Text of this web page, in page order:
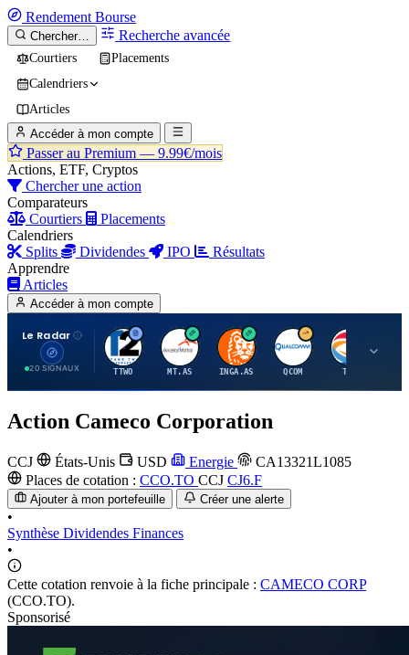
Rendement Bourse
Chercher… Recherche avancée
Courtiers
Placements
Calendriers
Articles
Accéder à mon compte
Passer au Premium — 9.99€/mois
Actions, ETF, Cryptos
Chercher une action
Comparateurs
Courtiers
Placements
Calendriers
Splits
Dividendes IPO
Résultats
Apprendre
Articles
Accéder à mon compte
Le Radar
20 SIGNAUX
T
TTWO
A
MT.AS
I
INGA.AS
Q
QCOM
T
TTE
Action Cameco Corporation
CCJ États-Unis USD Energie
CA13321L1085
Places de cotation : CCO.TO CCJ CJ6.F
Ajouter à mon portefeuille Créer une alerte
•
Synthèse Dividendes Finances
•
Cette cotation renvoie à la fiche principale : CAMECO CORP
(CCO.TO).
Sponsorisé